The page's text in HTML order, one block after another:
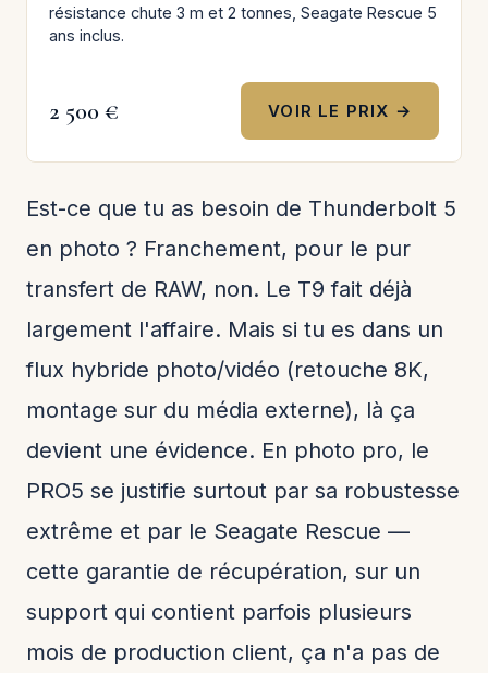
résistance chute 3 m et 2 tonnes, Seagate Rescue 5
ans inclus.
2 500 € VOIR LE PRIX →
Est-ce que tu as besoin de Thunderbolt 5
en photo ? Franchement, pour le pur
transfert de RAW, non. Le T9 fait déjà
largement l'affaire. Mais si tu es dans un
flux hybride photo/vidéo (retouche 8K,
montage sur du média externe), là ça
devient une évidence. En photo pro, le
PRO5 se justifie surtout par sa robustesse
extrême et par le Seagate Rescue —
cette garantie de récupération, sur un
support qui contient parfois plusieurs
mois de production client, ça n'a pas de